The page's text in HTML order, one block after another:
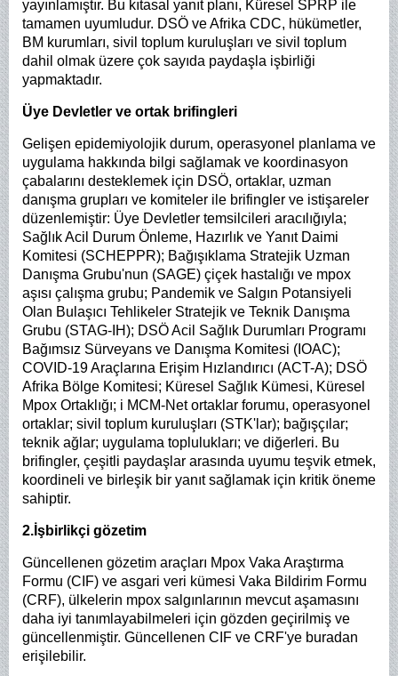
yayınlamıştır. Bu kıtasal yanıt planı, Küresel SPRP ile
tamamen uyumludur. DSÖ ve Afrika CDC, hükümetler,
BM kurumları, sivil toplum kuruluşları ve sivil toplum
dahil olmak üzere çok sayıda paydaşla işbirliği
yapmaktadır.
Üye Devletler ve ortak brifingleri
Gelişen epidemiyolojik durum, operasyonel planlama ve
uygulama hakkında bilgi sağlamak ve koordinasyon
çabalarını desteklemek için DSÖ, ortaklar, uzman
danışma grupları ve komiteler ile brifingler ve istişareler
düzenlemiştir: Üye Devletler temsilcileri aracılığıyla;
Sağlık Acil Durum Önleme, Hazırlık ve Yanıt Daimi
Komitesi (SCHEPPR); Bağışıklama Stratejik Uzman
Danışma Grubu'nun (SAGE) çiçek hastalığı ve mpox
aşısı çalışma grubu; Pandemik ve Salgın Potansiyeli
Olan Bulaşıcı Tehlikeler Stratejik ve Teknik Danışma
Grubu (STAG-IH); DSÖ Acil Sağlık Durumları Programı
Bağımsız Sürveyans ve Danışma Komitesi (IOAC);
COVID-19 Araçlarına Erişim Hızlandırıcı (ACT-A); DSÖ
Afrika Bölge Komitesi; Küresel Sağlık Kümesi, Küresel
Mpox Ortaklığı; i MCM-Net ortaklar forumu, operasyonel
ortaklar; sivil toplum kuruluşları (STK'lar); bağışçılar;
teknik ağlar; uygulama toplulukları; ve diğerleri. Bu
brifingler, çeşitli paydaşlar arasında uyumu teşvik etmek,
koordineli ve birleşik bir yanıt sağlamak için kritik öneme
sahiptir.
2.İşbirlikçi gözetim
Güncellenen gözetim araçları Mpox Vaka Araştırma
Formu (CIF) ve asgari veri kümesi Vaka Bildirim Formu
(CRF), ülkelerin mpox salgınlarının mevcut aşamasını
daha iyi tanımlayabilmeleri için gözden geçirilmiş ve
güncellenmiştir. Güncellenen CIF ve CRF'ye buradan
erişilebilir.